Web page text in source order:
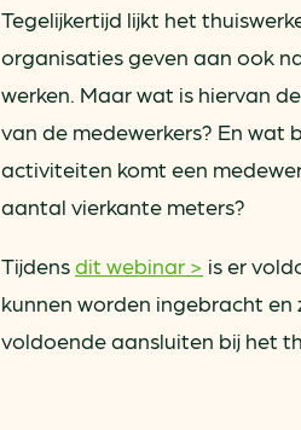
Ondernemen zonder
Verduurzamen
Klimaattransitie op
Tegelijkertijd lijkt het
organisaties geven aan ook
werken. Maar wat is hiervan
van de medewerkers? En
activiteiten komt een
aantal vierkante meters?
Tijdensdit webinar > is er
kunnen worden ingebracht
voldoende aansluiten bij het